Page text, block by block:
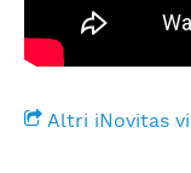
Altri iNovitas